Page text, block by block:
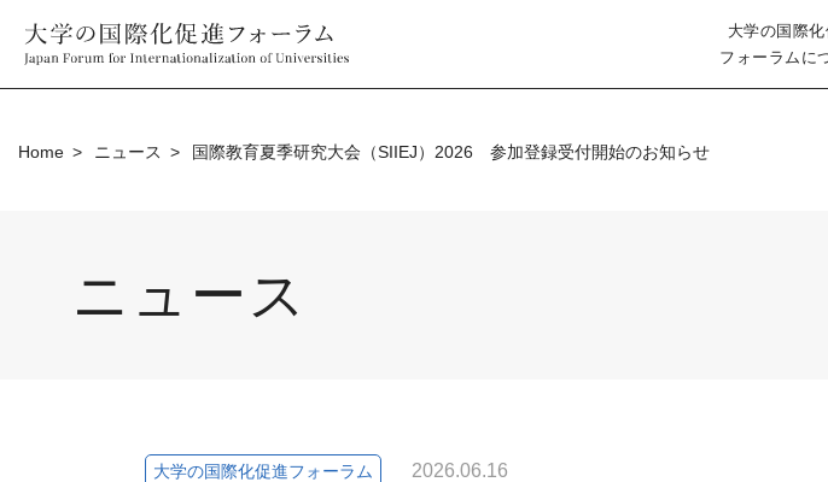
大学の国際化
フォーラムに
Home ニュース 国際教育夏季研究大会（SIIEJ）2026 参加登録受付開始のお知らせ
ニュース
大学の国際化促進フォーラム 2026.06.16